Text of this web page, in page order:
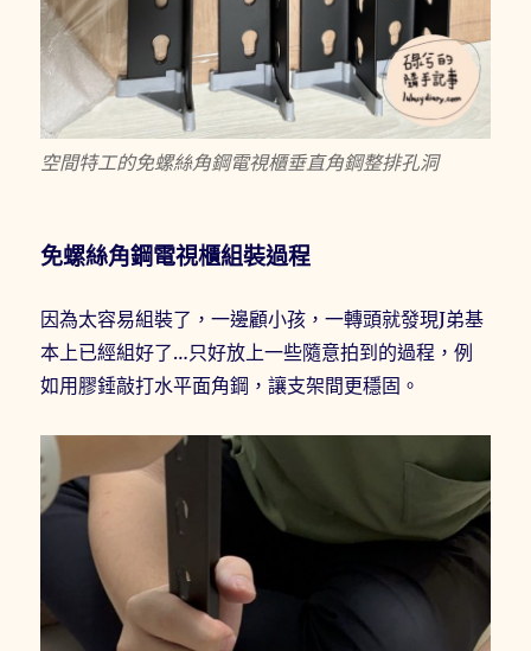
空間特工的免螺絲角鋼電視櫃垂直角鋼整排孔洞
免螺絲角鋼電視櫃組裝過程
因為太容易組裝了，一邊顧小孩，一轉頭就發現J弟基
本上已經組好了…只好放上一些隨意拍到的過程，例
如用膠錘敲打水平面角鋼，讓支架間更穩固。